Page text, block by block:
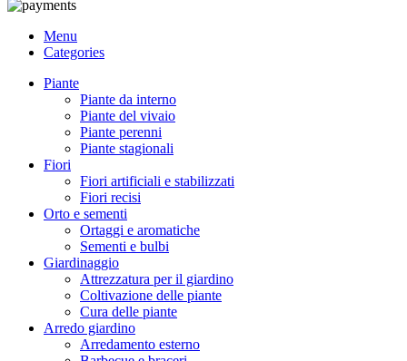
Menu
Categories
Piante
Piante da interno
Piante del vivaio
Piante perenni
Piante stagionali
Fiori
Fiori artificiali e stabilizzati
Fiori recisi
Orto e sementi
Ortaggi e aromatiche
Sementi e bulbi
Giardinaggio
Attrezzatura per il giardino
Coltivazione delle piante
Cura delle piante
Arredo giardino
Arredamento esterno